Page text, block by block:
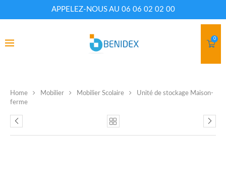
APPELEZ-NOUS AU 06 06 02 02 00
0
Home Mobilier Mobilier Scolaire
Unité de stockage Maison-
ferme